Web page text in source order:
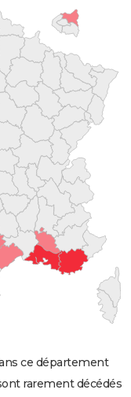
ce département
rarement décédés